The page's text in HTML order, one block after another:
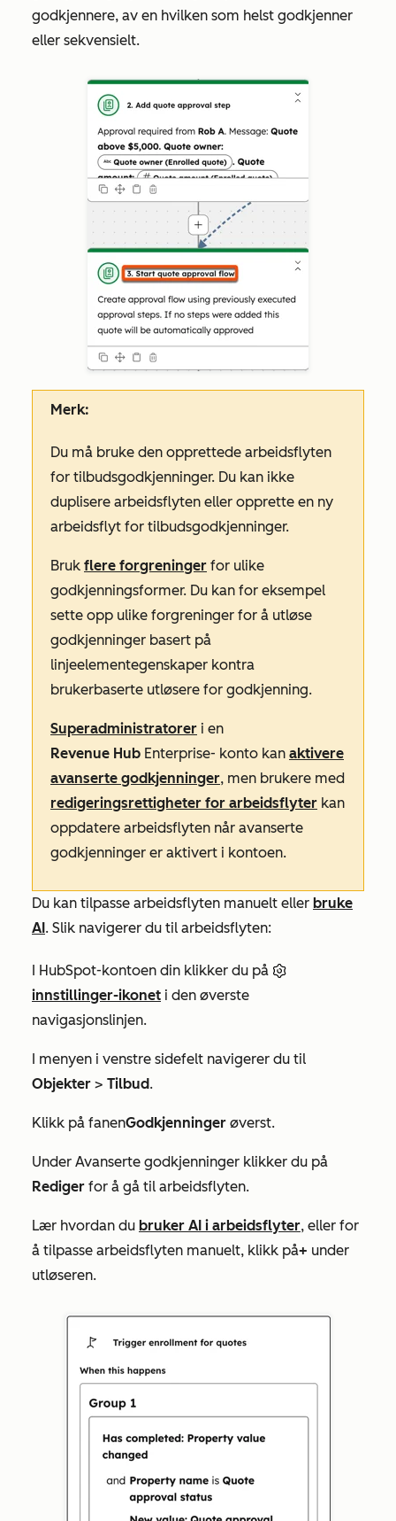
godkjennere, av en hvilken som helst godkjenner
eller sekvensielt.
Merk:
Du må bruke den opprettede arbeidsflyten
for tilbudsgodkjenninger. Du kan ikke
duplisere arbeidsflyten eller opprette en ny
arbeidsflyt for tilbudsgodkjenninger.
Bruk flere forgreninger for ulike
godkjenningsformer. Du kan for eksempel
sette opp ulike forgreninger for å utløse
godkjenninger basert på
linjeelementegenskaper kontra
brukerbaserte utløsere for godkjenning.
Superadministratorer i en
Revenue Hub Enterprise- konto kan aktivere
avanserte godkjenninger, men brukere med
redigeringsrettigheter for arbeidsflyter kan
oppdatere arbeidsflyten når avanserte
godkjenninger er aktivert i kontoen.
Du kan tilpasse arbeidsflyten manuelt eller bruke
AI. Slik navigerer du til arbeidsflyten:
I HubSpot-kontoen din klikker du på
innstillinger-ikonet i den øverste
navigasjonslinjen.
I menyen i venstre sidefelt navigerer du til
Objekter > Tilbud.
Klikk på fanenGodkjenninger øverst.
Under Avanserte godkjenninger klikker du på
Rediger for å gå til arbeidsflyten.
Lær hvordan du bruker AI i arbeidsflyter, eller for
å tilpasse arbeidsflyten manuelt, klikk på+ under
utløseren.